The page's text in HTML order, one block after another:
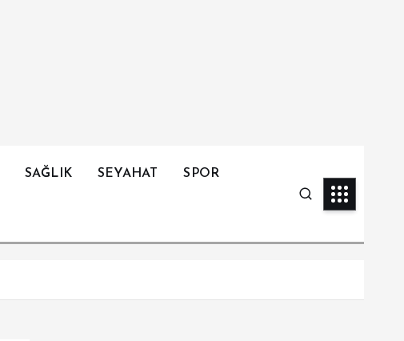
SAĞLIK SEYAHAT SPOR